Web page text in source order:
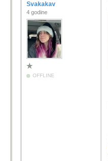
Svakakav
4 godine
OFFLINE